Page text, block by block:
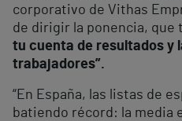
corporativo de Vithas
de dirigir la ponencia, que
tu cuenta de resultados y
trabajadores”.
“En España, las listas de
batiendo récord: la media